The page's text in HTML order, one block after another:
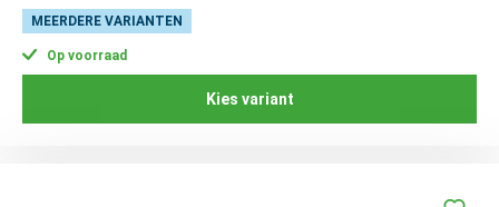
MEERDERE VARIANTEN
Op voorraad
Kies variant